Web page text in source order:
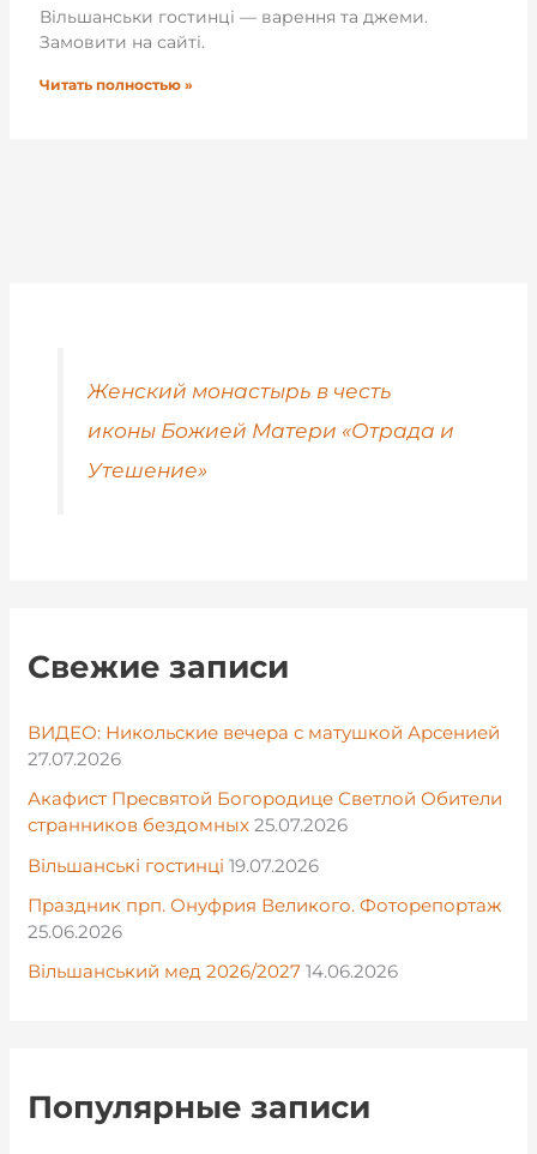
Вільшанськи гостинці — варення та джеми.
Замовити на сайті.
Читать полностью »
Женский монастырь в честь
иконы Божией Матери «Отрада и
Утешение»
Свежие записи
ВИДЕО: Никольские вечера с матушкой Арсенией
27.07.2026
Акафист Пресвятой Богородице Светлой Обители
странников бездомных 25.07.2026
Вільшанські гостинці 19.07.2026
Праздник прп. Онуфрия Великого. Фоторепортаж
25.06.2026
Вільшанський мед 2026/2027 14.06.2026
Популярные записи